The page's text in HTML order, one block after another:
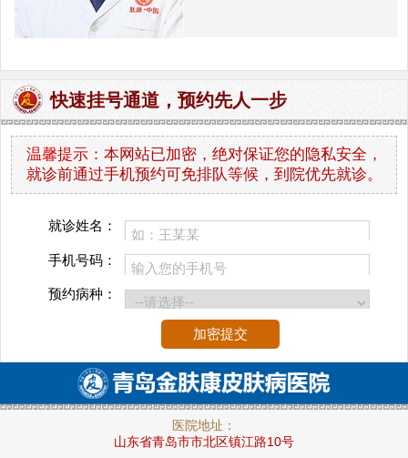
快速挂号通道，预约先人一步
温馨提示： 本网站已加密，绝对保证您的隐私安全，
就诊前通过手机预约可免排队等候，到院优先就诊。
就诊姓名：
手机号码：
预约病种：
医院地址：
山东省青岛市市北区镇江路10号